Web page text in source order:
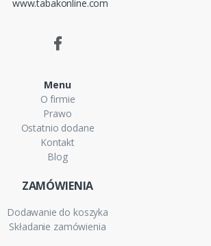
www.tabakonline.com
Menu
O firmie
Prawo
Ostatnio dodane
Kontakt
Blog
ZAMÓWIENIA
Dodawanie do koszyka
Składanie zamówienia